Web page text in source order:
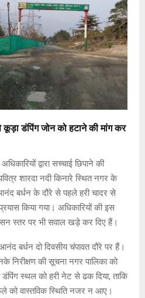
डंपिंग जोन को हटाने की मांग कर
द्वारा सच्चाई छिपाने की
शारदा नदी किनारे स्थित नगर के
बर्धन के दौरे से पहले हरी चादर से
किया गया। अधिकारियों की इस
स्तर पर भी सवाल खड़े कर दिए हैं।
बर्धन दो दिवसीय चंपावत दौरे पर हैं।
निरीक्षण की सूचना नगर पालिका को
डंपिंग स्थल को हरी नेट से ढक दिया, ताकि
को वास्तविक स्थिति नजर न आए।